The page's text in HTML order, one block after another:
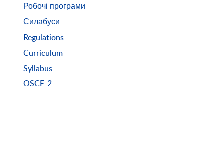
Робочі програми
Силабуси
Regulations
Curriculum
Syllabus
OSCE-2